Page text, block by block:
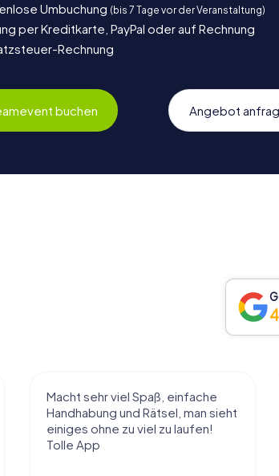
Umbuchung (bis 7 Tage vor der Veranstaltung)
per Kreditkarte, PayPal oder auf Rechnung
Rechnung
buchen Angebot
Macht sehr viel Spaß, einfache
Handhabung und Rätsel, man sieht
einiges ohne zu viel zu laufen!
Tolle App